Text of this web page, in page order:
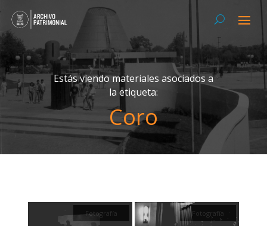
Estás viendo materiales asociados a
la etiqueta:
Coro
Fotografía Fotografía